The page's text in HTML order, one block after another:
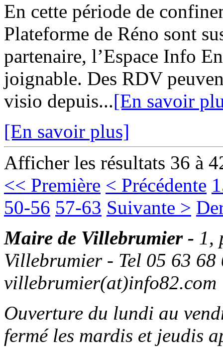
En cette période de
Plateforme de Réno sont
partenaire, l’Espace Info
joignable. Des RDV
visio depuis...[En savoir
[En savoir plus]
Afficher les résultats 36 à
<< Première < Précédente
50-56 57-63 Suivante >
Maire de Villebrumier - 1,
Villebrumier - Tel 05 63
villebrumier(at)info82.com
Ouverture du lundi au
fermé les mardis et jeudis